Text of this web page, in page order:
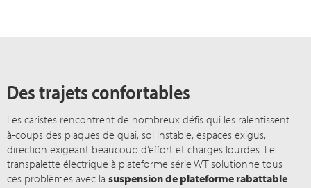
Des trajets confortables
Les caristes rencontrent de nombreux défis qui les ralentissent :
à-coups des plaques de quai, sol instable, espaces exigus,
direction exigeant beaucoup d’effort et charges lourdes. Le
transpalette électrique à plateforme série WT solutionne tous
ces problèmes avec lasuspension de plateforme rabattable